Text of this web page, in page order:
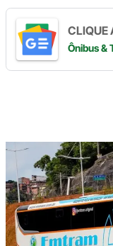
CLIQUE
Ônibus &
Digite
seu
e-
mail